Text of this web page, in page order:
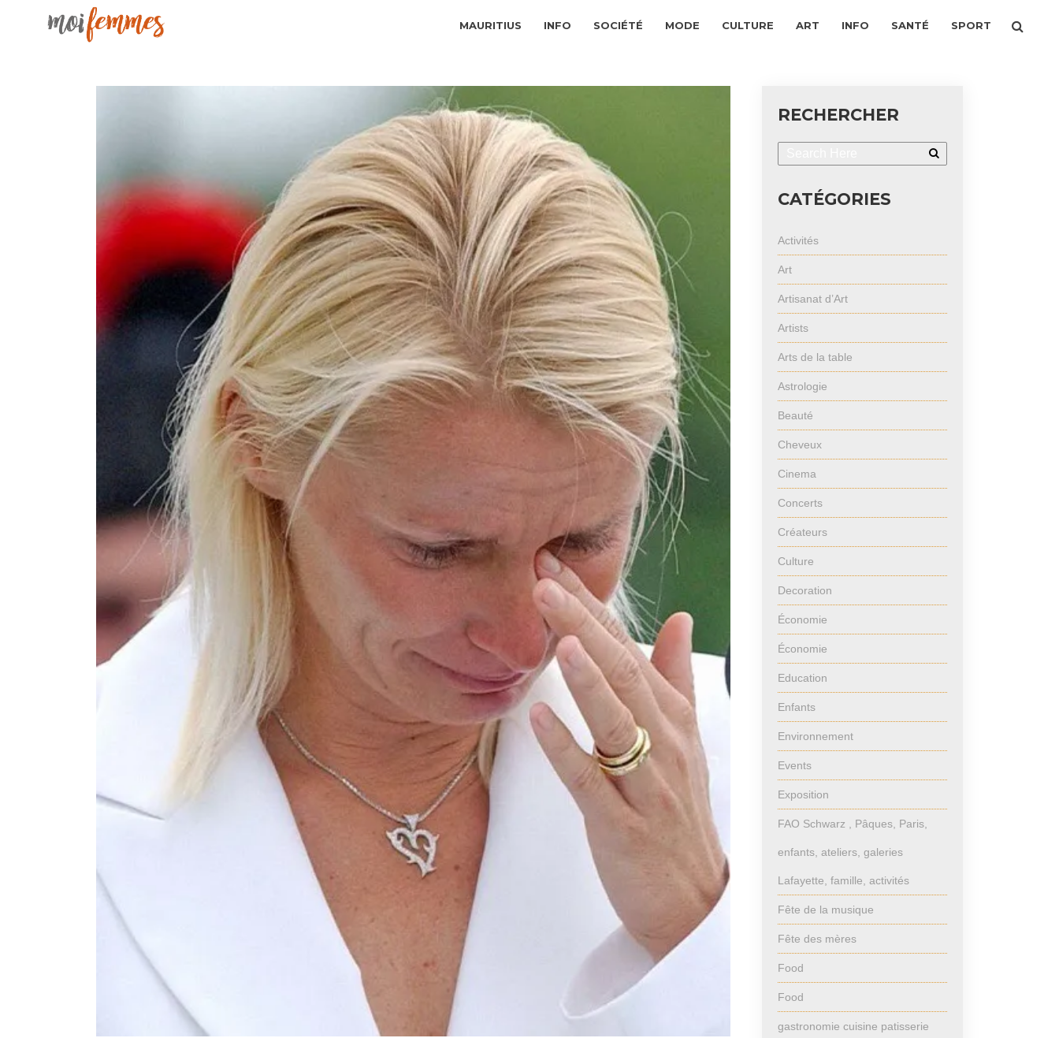
MAURITIUS INFO SOCIÉTÉ MODE CULTURE ART INFO SANTÉ SPORT
RECHERCHER
CATÉGORIES
Activités
Art
Artisanat d’Art
Artists
Arts de la table
Astrologie
Beauté
Cheveux
Cinema
Concerts
Créateurs
Culture
Decoration
Économie
Économie
Education
Enfants
Environnement
Events
Exposition
FAO Schwarz , Pâques, Paris,
enfants, ateliers, galeries
Lafayette, famille, activités
Fête de la musique
Fête des mères
Food
Food
gastronomie cuisine patisserie